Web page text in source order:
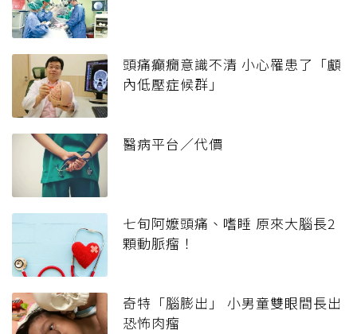
頭痛癲癇意識不清 小心罹患了「顱
內低壓症候群」
醫病平台／代價
七旬阿嬤頭痛、嗜睡 原來大腦長2
顆動脈瘤！
奇特「腦膨出」 小男童雙眼間長出
恐怖肉瘤